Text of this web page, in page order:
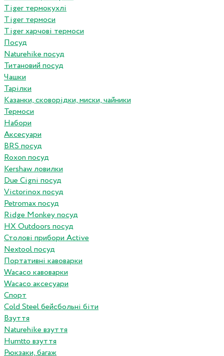
Tiger термокухлі
Tiger термоси
Tiger харчові термоси
Посуд
Naturehike посуд
Титановий посуд
Чашки
Тарілки
Казанки, сковорідки, миски, чайники
Термоси
Набори
Аксесуари
BRS посуд
Roxon посуд
Kershaw ловилки
Due Cigni посуд
Victorinox посуд
Petromax посуд
Ridge Monkey посуд
HX Outdoors посуд
Столові прибори Active
Nextool посуд
Портативні кавоварки
Wacaco кавоварки
Wacaco аксесуари
Спорт
Cold Steel бейсбольні біти
Взуття
Naturehike взуття
Humtto взуття
Рюкзаки, багаж